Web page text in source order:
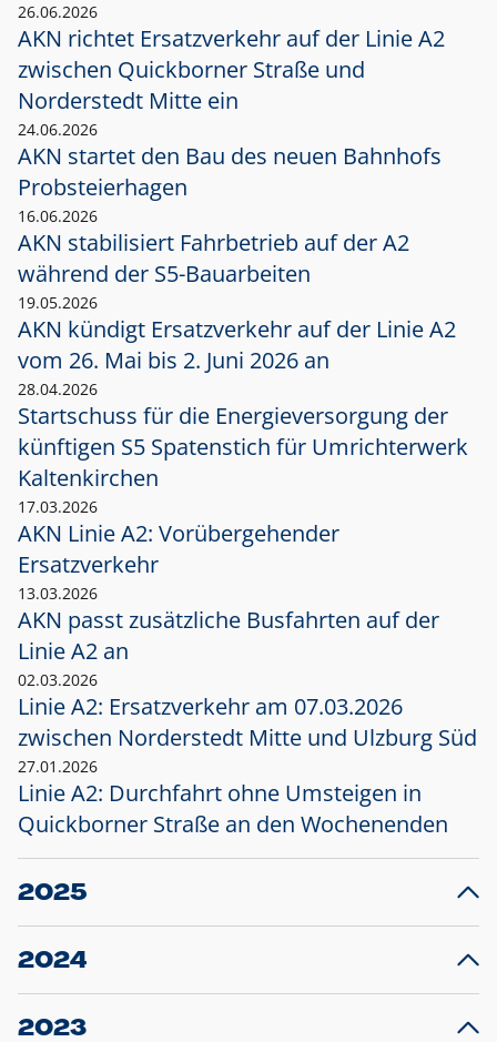
26.06.2026
AKN richtet Ersatzverkehr auf der Linie A2
zwischen Quickborner Straße und
Norderstedt Mitte ein
24.06.2026
AKN startet den Bau des neuen Bahnhofs
Probsteierhagen
16.06.2026
AKN stabilisiert Fahrbetrieb auf der A2
während der S5-Bauarbeiten
19.05.2026
AKN kündigt Ersatzverkehr auf der Linie A2
vom 26. Mai bis 2. Juni 2026 an
28.04.2026
Startschuss für die Energieversorgung der
künftigen S5 Spatenstich für Umrichterwerk
Kaltenkirchen
17.03.2026
AKN Linie A2: Vorübergehender
Ersatzverkehr
13.03.2026
AKN passt zusätzliche Busfahrten auf der
Linie A2 an
02.03.2026
Linie A2: Ersatzverkehr am 07.03.2026
zwischen Norderstedt Mitte und Ulzburg Süd
27.01.2026
Linie A2: Durchfahrt ohne Umsteigen in
Quickborner Straße an den Wochenenden
2025
23.12.2025
Projekt S5: Start der Bauarbeiten am
2024
10.12.2024
Großprojekt S5: Sperrung der Bahnstraße in
2023